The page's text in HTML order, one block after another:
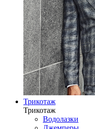
Трикотаж
Трикотаж
Водолазки